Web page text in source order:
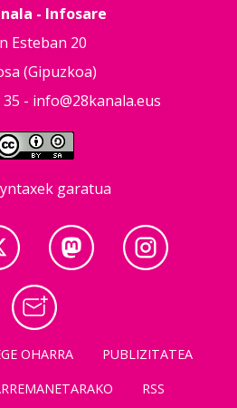
- Infosare
Esteban 20
(Gipuzkoa)
- info@28kanala.eus
garatua
OHARRA
PUBLIZITATEA
RSS